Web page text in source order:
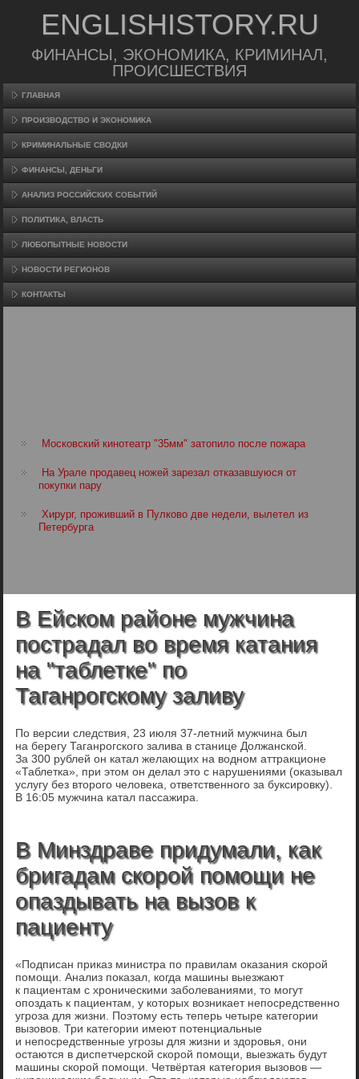
ENGLISHISTORY.RU
ФИНАНСЫ, ЭКОНОМИКА, КРИМИНАЛ,
ПРОИСШЕСТВИЯ
ГЛАВНАЯ
ПРОИЗВΟДСТВО И ЭКОНОМИКА
КРИМИНАЛЬНЫЕ СВОДКИ
ФИНАНСЫ, ДЕНЬГИ
АНАЛИЗ РОССИЙСКИХ СОБЫТИЙ
ПОЛИТИКА, ВЛАСТЬ
ЛЮБОПЫТНЫЕ НОВОСТИ
НОВОСТИ РЕГИОНОВ
КОНТАКТЫ
Московский кинотеатр "35мм" затопило после пожара
На Урале продавец ножей зарезал отказавшуюся от
покупки пару
Хирург, проживший в Пулково две недели, вылетел из
Петербурга
В Ейском районе мужчина
пострадал во время катания
на "таблетке" по
Таганрогскому заливу
По версии следствия, 23 июля 37-летний мужчина был
на берегу Таганрогского залива в станице Должанской.
За 300 рублей он катал желающих на водном аттракционе
«Таблетка», при этом он делал это с нарушениями (оказывал
услугу без второго человека, ответственного за буксировку).
В 16:05 мужчина катал пассажира.
В Минздраве придумали, как
бригадам скорой помощи не
опаздывать на вызов к
пациенту
«Подписан приказ министра по правилам оказания скорой
помощи. Анализ показал, когда машины выезжают
к пациентам с хроническими заболеваниями, то могут
опоздать к пациентам, у которых возникает непосредственно
угроза для жизни. Поэтому есть теперь четыре категории
вызовов. Три категории имеют потенциальные
и непосредственные угрозы для жизни и здоровья, они
остаются в диспетчерской скорой помощи, выезжать будут
машины скорой помощи. Четвёртая категория вызовов —